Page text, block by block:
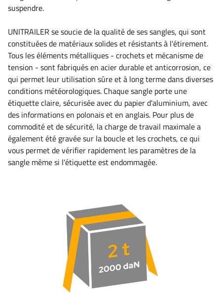
suspendre.
UNITRAILER se soucie de la qualité de ses sangles, qui sont
constituées de matériaux solides et résistants à l'étirement.
Tous les éléments métalliques - crochets et mécanisme de
tension - sont fabriqués en acier durable et anticorrosion, ce
qui permet leur utilisation sûre et à long terme dans diverses
conditions météorologiques. Chaque sangle porte une
étiquette claire, sécurisée avec du papier d'aluminium, avec
des informations en polonais et en anglais. Pour plus de
commodité et de sécurité, la charge de travail maximale a
également été gravée sur la boucle et les crochets, ce qui
vous permet de vérifier rapidement les paramètres de la
sangle même si l'étiquette est endommagée.